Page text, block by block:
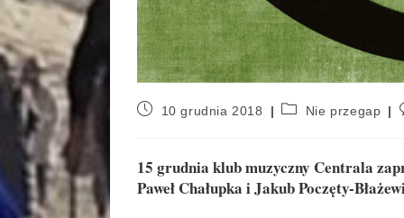
10 grudnia 2018 Nie przegap
15 grudnia klub muzyczny Centrala
Paweł Chałupka i Jakub Poczęty-